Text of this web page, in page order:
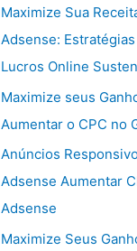
Maximize Sua
Adsense:
Lucros Online
Maximize seus
Aumentar o CPC no
Anúncios
Adsense Aumentar
Adsense
Maximize Seus